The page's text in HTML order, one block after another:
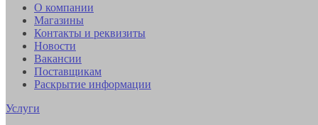
О компании
Магазины
Контакты и реквизиты
Новости
Вакансии
Поставщикам
Раскрытие информации
Услуги